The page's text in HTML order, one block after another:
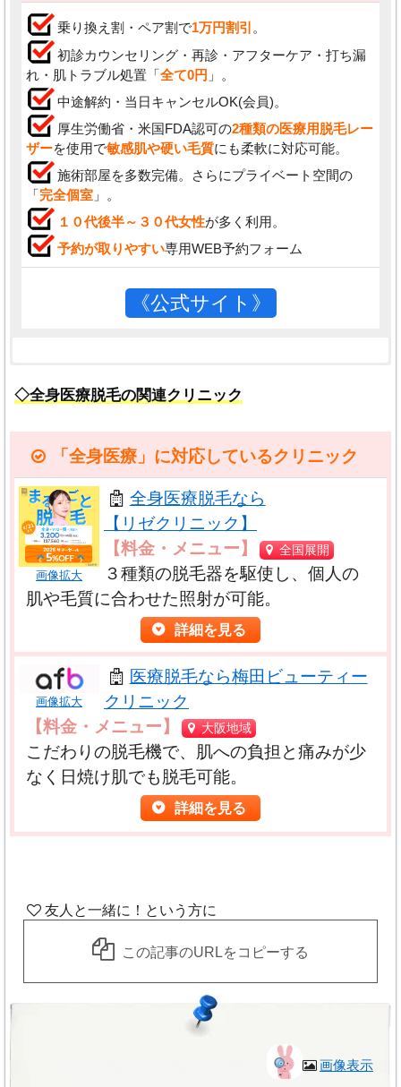
乗り換え割・ペア割で1万円割引 。
初診カウンセリング・再診・アフターケア・打ち漏
れ・肌トラブル処置「全て0円 」。
中途解約・当日キャンセルOK(会員)。
厚生労働省・米国FDA認可の2種類の医療用脱毛レー
ザーを使用で敏感肌や硬い毛質にも柔軟に対応可能。
施術部屋を多数完備。さらにプライベート空間の
「 完全個室 」。
１０代後半～３０代女性が多く利用。
予約が取りやすい専用WEB予約フォーム
《公式サイト》
す。事前に必ずリスクや注意情報の確認、相談・説明
を受けましょう。
ご利用にあたっての御注意
・結果・感想には個人差があります。文章内容や画像
等が閲覧者様のケースと掲載内容が同じと思われる内
容でも、個人によって状況が異なるため全く同じ過程
や結果となるとは限りませんので、誰にでも当てはま
るわけではありません
。
・効果や結果はメリットばかりではなく、リスク・副
作用等のデメリット もある可能性がありますので注意
する必要があります。
は判断しないようにおすすめします。
的・確定的表現は避けていますが。
あると判断はなさいませんように
・各内容に合うクリニック一覧表示などを掲載してお
ています。
１．体験談を掲載しない
２．術前、術後写真（イラストも含む）を掲載する場
合は説明、料金、リスク等の注意事項を表示する
基本的に掲載されている画像は無料で提供されている
イメージ素材となります。
術前、術後の画像を掲載する場合、「限定解除要件」
と呼ばれる方法を用いて内容、費用、リスク、副作用
等の表示を行います。
３．客観的根拠のない比較やランキング。他の病院ま
たは診療所と比較して優良であることを示す内容を掲
タや商品データであり、他の病院との比較ではありま
５．最高・NO.1等の誇大表現を掲載しない
◇全身医療脱毛の関連クリニック
「全身医療」に対応しているクリニック
画像拡大
全身医療脱毛なら
【リゼクリニック】
【料金・メニュー】
全国展開
３種類の脱毛器を駆使し、個人の
肌や毛質に合わせた照射が可能。
詳細を見る
「全身脱毛」対応あり
全身脱毛のおすすめプラン
◆『リゼクリニック』とは？
2011年の開院から症例数は668,000件を突
破！脱毛一筋のプロフェッショナル精神あ
り。キャンセル料や剃毛料無料！追加料金の
かからない「０」へのこだわり。初めての方
へ「トライアルプラン」導入中！（実施院は
画像拡大
医療脱毛なら梅田ビューティー
クリニック
【料金・メニュー】
大阪地域
こだわりの脱毛機で、肌への負担と痛みが少
なく日焼け肌でも脱毛可能。
詳細を見る
【梅田ビューティークリニック】
時間や費用面で効率的な
20代前半～40代前半の女性を中心に仕事帰りや
土日での来院が多く、色黒、日焼け、デリケー
ト肌などが原因で脱毛に踏み切れなかった方に
友人と一緒に！という方に
この記事のURLをコピーする
画像表示